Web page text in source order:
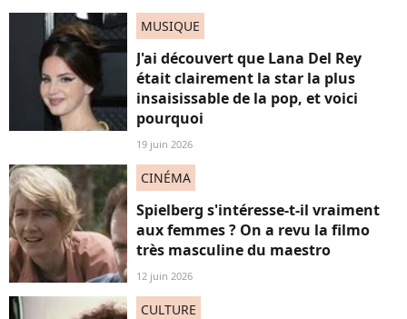
MUSIQUE
J'ai découvert que Lana Del Rey
était clairement la star la plus
insaisissable de la pop, et voici
pourquoi
19 juin 2026
CINÉMA
Spielberg s'intéresse-t-il vraiment
aux femmes ? On a revu la filmo
très masculine du maestro
12 juin 2026
CULTURE